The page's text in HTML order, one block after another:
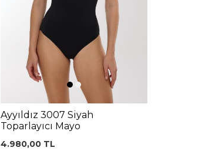
Ayyıldız 3007 Siyah
Toparlayıcı Mayo
4.980,00 TL